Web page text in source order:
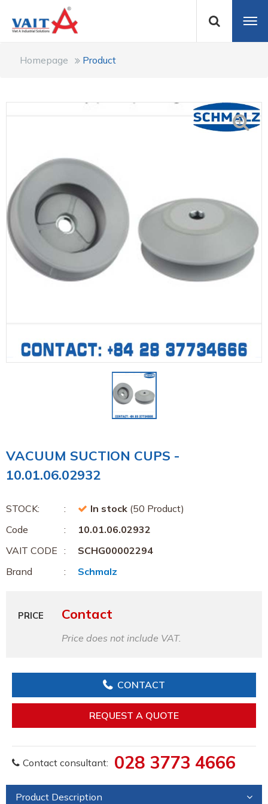
Homepage Product
VACUUM SUCTION CUPS -
10.01.06.02932
STOCK: In stock (50 Product)
Code
10.01.06.02932
VAIT CODE
SCHG00002294
Brand
Schmalz
PRICE Contact
Price does not include VAT.
CONTACT
REQUEST A QUOTE
Contact consultant: 028 3773 4666
Product Description